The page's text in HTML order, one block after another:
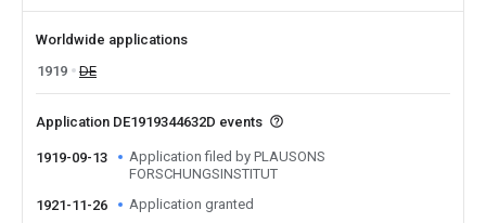
Worldwide applications
1919
DE
Application DE1919344632D events
1919-09-13
Application filed by PLAUSONS
FORSCHUNGSINSTITUT
1921-11-26
Application granted